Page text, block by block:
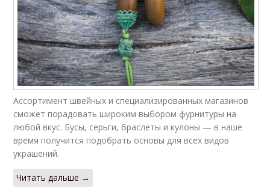
Ассортимент швейных и специализированных магазинов
сможет порадовать широким выбором фурнитуры на
любой вкус. Бусы, серьги, браслеты и кулоны — в наше
время получится подобрать основы для всех видов
украшений.
Читать дальше →